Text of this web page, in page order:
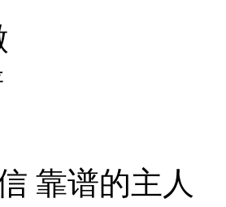
靠谱的主人